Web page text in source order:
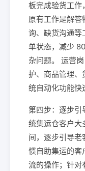
板完成验货工作
原有工作是解答
询、缺货沟通等
单状态，减少
杂问题。 运营
护、商品管理、
统自动化功能快
第四步：逐步
统集运仓客户大
间，逐步引导老
惯自助集运的客
流的操作；针对